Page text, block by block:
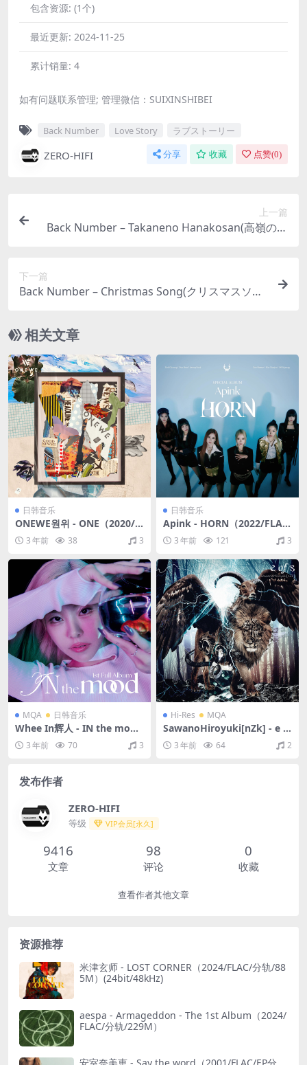
包含资源: (1个)
最近更新: 2024-11-25
累计销量: 4
如有问题联系管理; 管理微信：SUIXINSHIBEI
Back Number Love Story ラブストーリー
ZERO-HIFI 分享 收藏 点赞(0)
上一篇
Back Number – Takaneno Hanakosan(高嶺の花
下一篇
Back Number – Christmas Song(クリスマスソン
相关文章
日韩音乐
ONEWE원위 - ONE（2020/F
LAC/分轨/304M）
3 年前 38 3
日韩音乐
Apink - HORN（2022/FLA
C/分轨/281M）
3 年前 121 3
MQA 日韩音乐
Whee In辉人 - IN the mood
（2023/FLAC/分轨/241M）
(MQA/16bit/44.1kHz)
3 年前 70 3
Hi-Res MQA
SawanoHiroyuki[nZk] - e o
f s EP（2016/FLAC/EP分轨/
202M）(MQA/24bit/48kHz)
3 年前 64 2
发布作者
ZERO-HIFI
等级 VIP会员[永久]
9416
文章
98
评论
0
收藏
查看作者其他文章
资源推荐
米津玄师 - LOST CORNER（2024/FLAC/分轨/88
5M）(24bit/48kHz)
aespa - Armageddon - The 1st Album（2024/
FLAC/分轨/229M）